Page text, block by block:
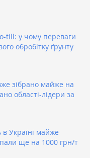
till: у чому переваги
обробітку ґрунту
зібрано майже на
області-лідери за
Україні майже
ще на 1000 грн/т